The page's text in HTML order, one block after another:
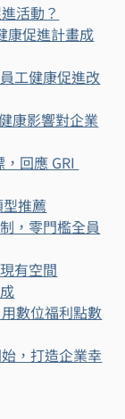
活動？
康促進計畫成
工健康促進改
康影響對企業
回應 GRI
推薦
，零門檻全員
有空間
數位福利點數
，打造企業幸